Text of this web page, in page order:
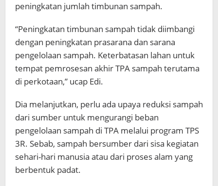
peningkatan jumlah timbunan sampah.
“Peningkatan timbunan sampah tidak diimbangi
dengan peningkatan prasarana dan sarana
pengelolaan sampah. Keterbatasan lahan untuk
tempat pemrosesan akhir TPA sampah terutama
di perkotaan,” ucap Edi.
Dia melanjutkan, perlu ada upaya reduksi sampah
dari sumber untuk mengurangi beban
pengelolaan sampah di TPA melalui program TPS
3R. Sebab, sampah bersumber dari sisa kegiatan
sehari-hari manusia atau dari proses alam yang
berbentuk padat.